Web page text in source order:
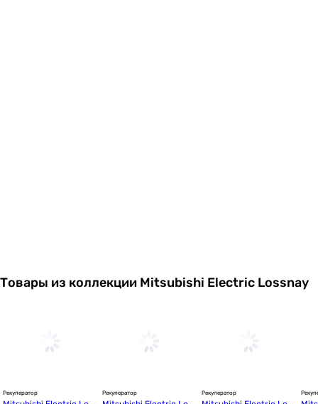
Товары из коллекции Mitsubishi Electric Lossnay
Рекуператор Рекуператор Рекуператор